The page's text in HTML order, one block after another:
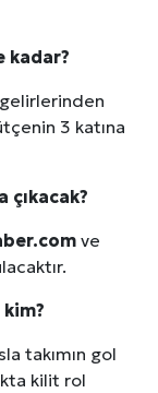
kadar?
3 katına
çıkacak?
ve
takımın gol
kilit rol